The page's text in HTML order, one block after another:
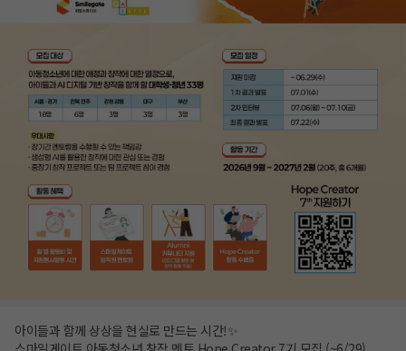
아이들과 함께 상상을 현실로 만드는 시간!✨